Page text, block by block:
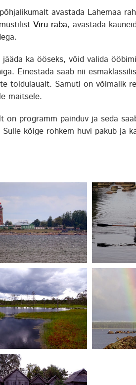
avastada Lahemaa
Viru raba, avastada
ka ööseks, võid valida
Einestada saab nii
toidulaualt. Samuti on võimalik
maitsele.
on programm painduv ja seda
kõige rohkem huvi pakub ja